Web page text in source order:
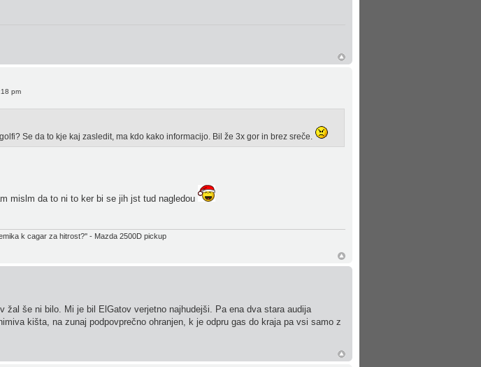
pm
Se da to kje kaj zasledit, ma kdo kako informacijo. Bil že 3x gor in brez sreče.
mislm da to ni to ker bi se jih jst tud nagledou
k cagar za hitrost?'' - Mazda 2500D pickup
žal še ni bilo. Mi je bil ElGatov verjetno najhudejši. Pa ena dva stara audija
kišta, na zunaj podpovprečno ohranjen, k je odpru gas do kraja pa vsi samo z